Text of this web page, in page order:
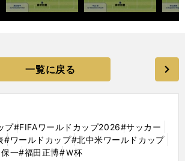
一覧に戻る
プ#FIFAワールドカップ2026#サッカー
#ワールドカップ#北中米ワールドカップ
一#福田正博#Ｗ杯